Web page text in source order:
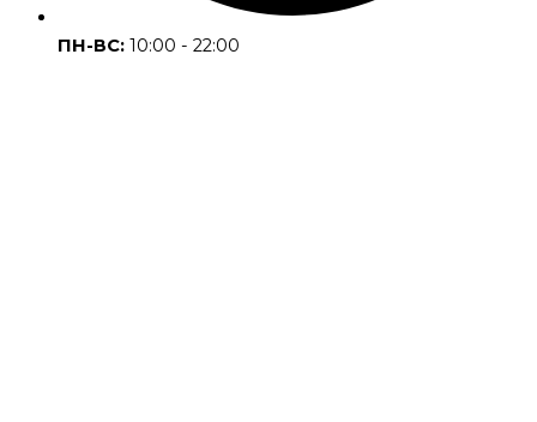
ПН-ВС: 10:00 - 22:00